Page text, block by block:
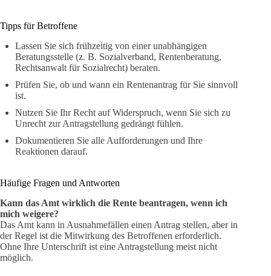
Tipps für Betroffene
Lassen Sie sich frühzeitig von einer unabhängigen
Beratungsstelle (z. B. Sozialverband, Rentenberatung,
Rechtsanwalt für Sozialrecht) beraten.
Prüfen Sie, ob und wann ein Rentenantrag für Sie sinnvoll
ist.
Nutzen Sie Ihr Recht auf Widerspruch, wenn Sie sich zu
Unrecht zur Antragstellung gedrängt fühlen.
Dokumentieren Sie alle Aufforderungen und Ihre
Reaktionen darauf.
Häufige Fragen und Antworten
Kann das Amt wirklich die Rente beantragen, wenn ich
mich weigere?
Das Amt kann in Ausnahmefällen einen Antrag stellen, aber in
der Regel ist die Mitwirkung des Betroffenen erforderlich.
Ohne Ihre Unterschrift ist eine Antragstellung meist nicht
möglich.